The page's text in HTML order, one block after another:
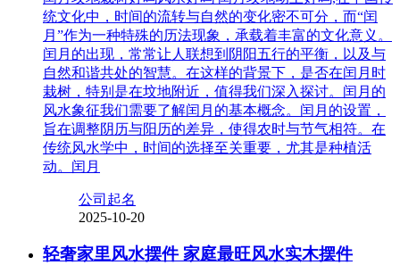
统文化中，时间的流转与自然的变化密不可分，而“闰
月”作为一种特殊的历法现象，承载着丰富的文化意义。
闰月的出现，常常让人联想到阴阳五行的平衡，以及与
自然和谐共处的智慧。在这样的背景下，是否在闰月时
栽树，特别是在坟地附近，值得我们深入探讨。闰月的
风水象征我们需要了解闰月的基本概念。闰月的设置，
旨在调整阴历与阳历的差异，使得农时与节气相符。在
传统风水学中，时间的选择至关重要，尤其是种植活
动。闰月
公司起名
2025-10-20
轻奢家里风水摆件 家庭最旺风水实木摆件